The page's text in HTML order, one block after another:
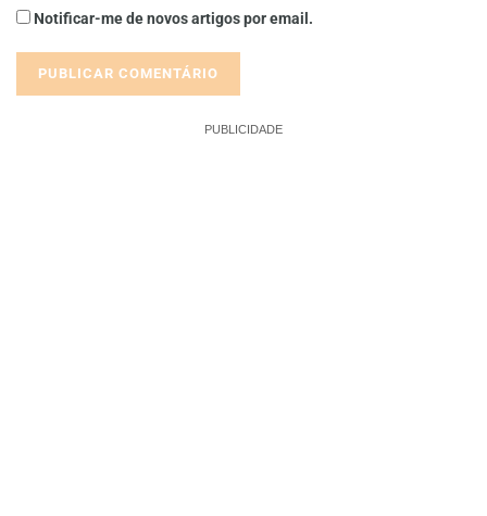
Notificar-me de novos artigos por email.
PUBLICIDADE